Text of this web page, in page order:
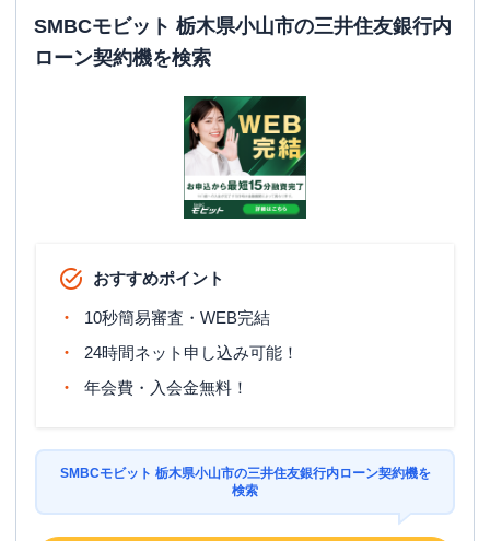
SMBCモビット 栃木県小山市の三井住友銀行内
ローン契約機を検索
おすすめポイント
10秒簡易審査・WEB完結
24時間ネット申し込み可能！
年会費・入会金無料！
SMBCモビット 栃木県小山市の三井住友銀行内ローン契約機を
検索